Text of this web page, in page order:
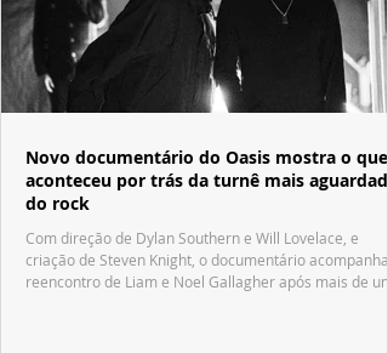
Novo documentário do Oasis mostra o que
aconteceu por trás da turnê mais aguardada
do rock
Com direção de Dylan Southern e Will Lovelace, e
criação de Steven Knight, o documentário acompanha
reencontro de Liam e Noel Gallagher após mais de